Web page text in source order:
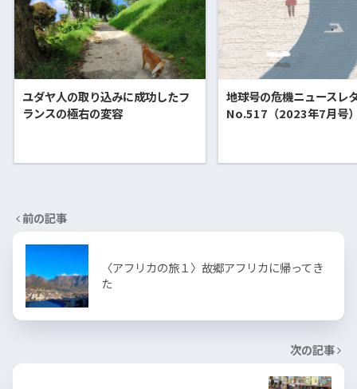
ユダヤ人の取り込みに成功したフ
ランスの極右の変容
地球号の危機ニュースレ
No.517（2023年7月号
前の記事
〈アフリカの旅１〉故郷アフリカに帰ってき
た
次の記事